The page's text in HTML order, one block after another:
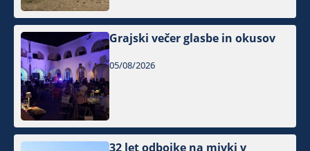
Grajski večer glasbe in okusov
05/08/2026
32 let odbojke na mivki v